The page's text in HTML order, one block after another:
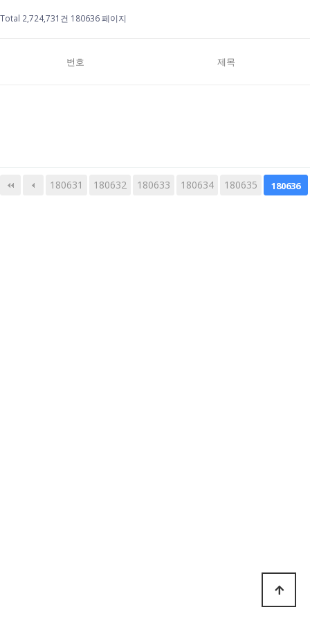
Total 2,724,731건 180636 페이지
번호 제목
180631 180632 180633 180634 180635 180636
다음 맨끝